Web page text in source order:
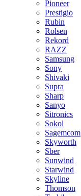
Pioneer
Prestigio
Rubin
Rolsen
Rekord
RAZZ
Samsung
Sony
Shivaki
Supra
Sharp
Sanyo
Sitronics
Sokol
Sagemcom
Skyworth
Sber
Sunwind
Starwind
Skyline
Thomson